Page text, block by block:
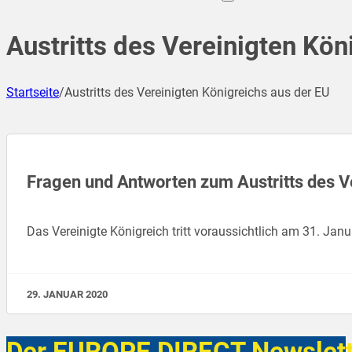
Austritts des Vereinigten
Startseite/Austritts des Vereinigten Königreichs aus der EU
Fragen und Antworten zum Austritts des
Das Vereinigte Königreich tritt voraussichtlich am 31.
29. JANUAR 2020